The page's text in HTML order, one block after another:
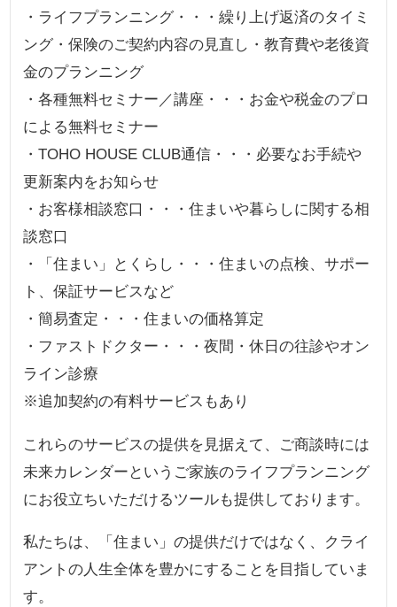
・ライフプランニング・・・繰り上げ返済のタイミ
ング・保険のご契約内容の見直し・教育費や老後資
金のプランニング
・各種無料セミナー／講座・・・お金や税金のプロ
による無料セミナー
・TOHO HOUSE CLUB通信・・・必要なお手続や
更新案内をお知らせ
・お客様相談窓口・・・住まいや暮らしに関する相
談窓口
・「住まい」とくらし・・・住まいの点検、サポー
ト、保証サービスなど
・簡易査定・・・住まいの価格算定
・ファストドクター・・・夜間・休日の往診やオン
ライン診療
※追加契約の有料サービスもあり
これらのサービスの提供を見据えて、ご商談時には
未来カレンダーというご家族のライフプランニング
にお役立ちいただけるツールも提供しております。
私たちは、「住まい」の提供だけではなく、クライ
アントの人生全体を豊かにすることを目指していま
す。